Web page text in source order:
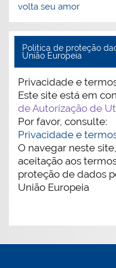
volta seu amor
Politica de proteção
União Europeia
Privacidade e
Este site está em
de Autorização de
Por favor, consulte:
Privacidade e
O navegar neste
aceitação aos
proteção de dados
União Europeia